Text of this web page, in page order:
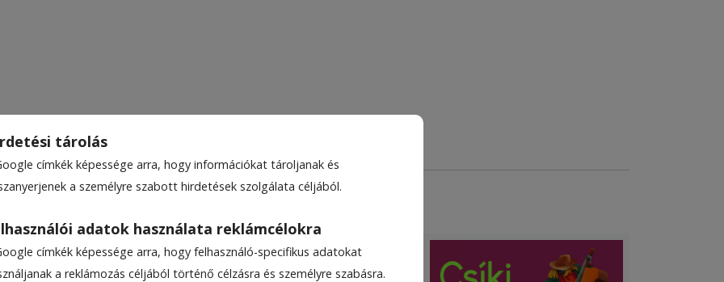
tárolás
címkék képessége arra, hogy információkat tároljanak és
a személyre szabott hirdetések szolgálata céljából.
adatok használata reklámcélokra
címkék képessége arra, hogy felhasználó-specifikus adatokat
a reklámozás céljából történő célzásra és személyre szabásra.
sürgősen
a lakókat